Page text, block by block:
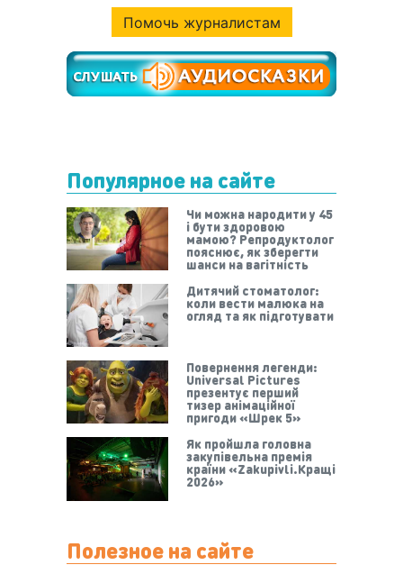
Помочь журналистам
Популярное на сайте
Чи можна народити у 45
і бути здоровою
мамою? Репродуктолог
пояснює, як зберегти
шанси на вагітність
Дитячий стоматолог:
коли вести малюка на
огляд та як підготувати
Повернення легенди:
Universal Pictures
презентує перший
тизер анімаційної
пригоди «Шрек 5»
Як пройшла головна
закупівельна премія
країни «Zakupivli.Кращі
2026»
Полезное на сайте